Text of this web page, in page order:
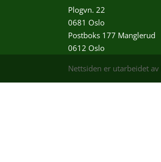
Plogvn. 22
0681 Oslo
Postboks 177 Manglerud
0612 Oslo
Nettsiden er utarbeidet av